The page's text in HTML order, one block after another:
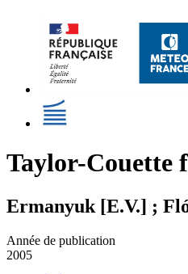
Taylor-Couette
Ermanyuk [E.V.] ;
Année de publication
2005